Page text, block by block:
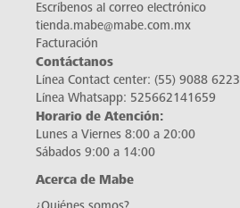
Escríbenos al correo electrónico
tienda.mabe@mabe.com.mx
Facturación
Contáctanos
Línea Contact center: (55) 9088 6223
Línea Whatsapp: 525662141659
Horario de Atención:
Lunes a Viernes 8:00 a 20:00
Sábados 9:00 a 14:00
Acerca de Mabe